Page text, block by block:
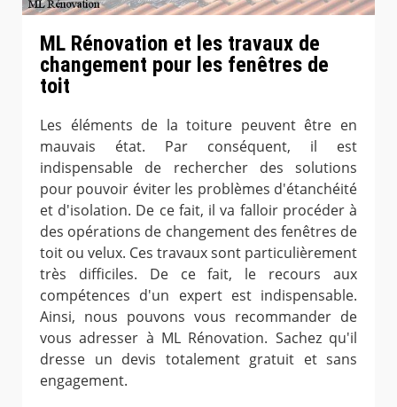
ML Rénovation et les travaux de
changement pour les fenêtres de
toit
Les éléments de la toiture peuvent être en
mauvais état. Par conséquent, il est
indispensable de rechercher des solutions
pour pouvoir éviter les problèmes d'étanchéité
et d'isolation. De ce fait, il va falloir procéder à
des opérations de changement des fenêtres de
toit ou velux. Ces travaux sont particulièrement
très difficiles. De ce fait, le recours aux
compétences d'un expert est indispensable.
Ainsi, nous pouvons vous recommander de
vous adresser à ML Rénovation. Sachez qu'il
dresse un devis totalement gratuit et sans
engagement.